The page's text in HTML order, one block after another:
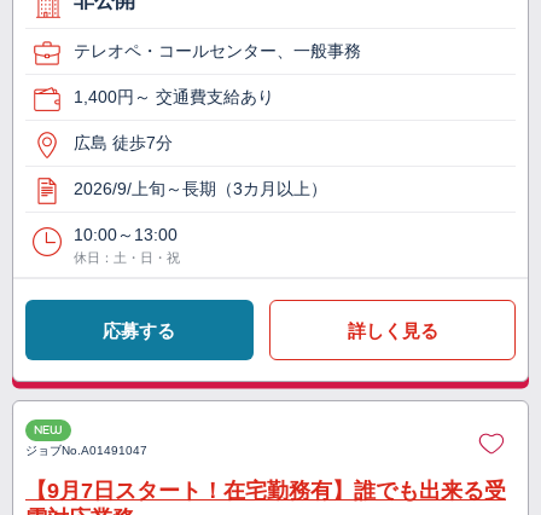
テレオペ・コールセンター、一般事務
1,400円～ 交通費支給あり
広島 徒歩7分
2026/9/上旬～長期（3カ月以上）
10:00～13:00
休日：土・日・祝
応募する 詳しく見る
NEW
ジョブNo.A01491047
【9月7日スタート！在宅勤務有】誰でも出来る受